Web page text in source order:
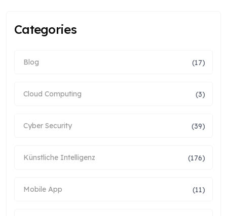
Categories
Blog (17)
Cloud Computing (3)
Cyber Security (39)
Künstliche Intelligenz (176)
Mobile App (11)